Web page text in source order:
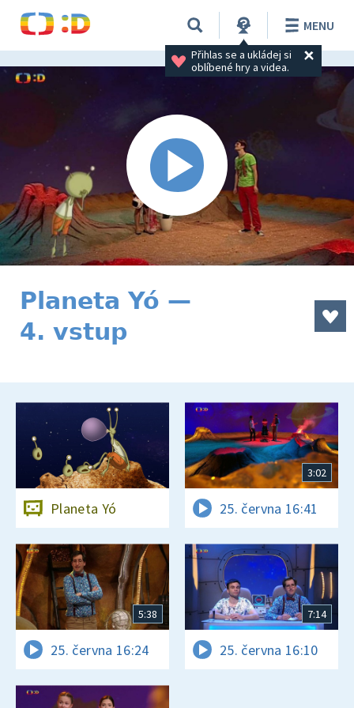
Přihlas se a ukládej si
oblíbené hry a videa.
MENU
Planeta Yó —
4. vstup
Planeta Yó
3:02
25. června 16:41
5:38
25. června 16:24
7:14
25. června 16:10